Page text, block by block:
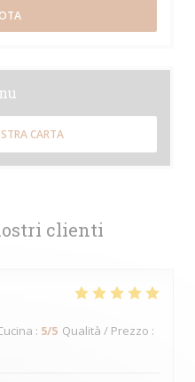
clienti
: 5/5 Qualità / Prezzo :
CARTA